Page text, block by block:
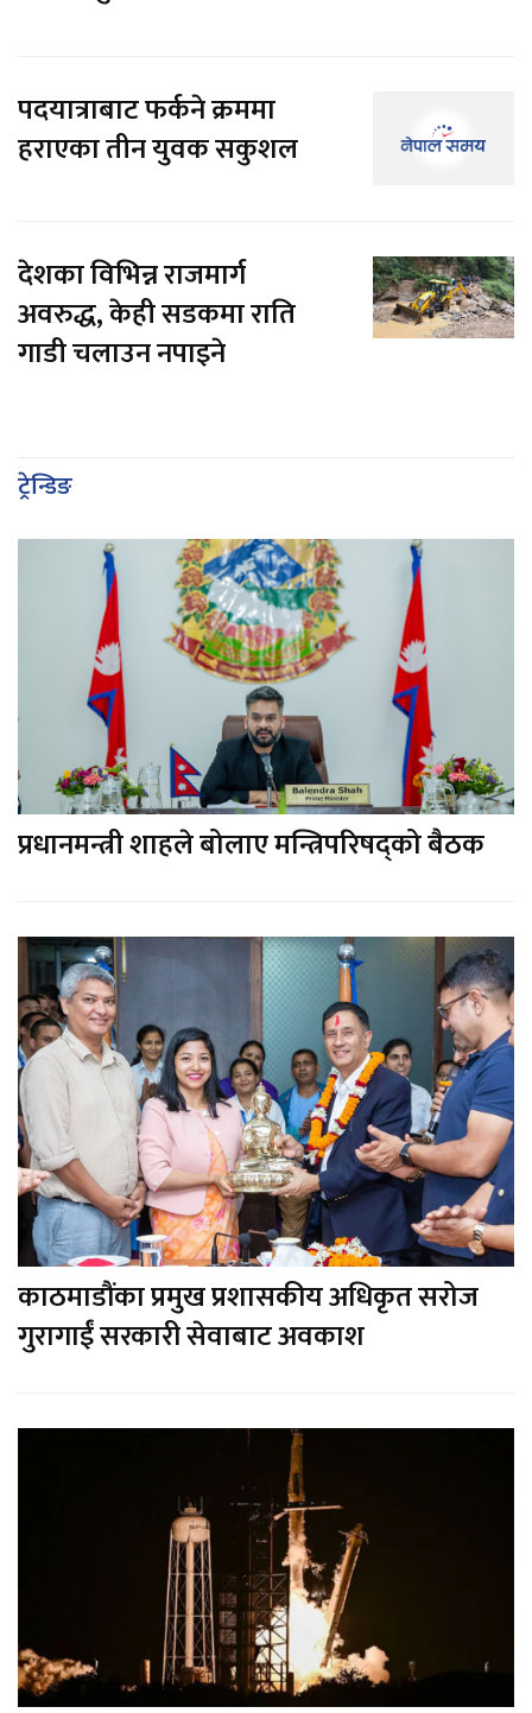
पदयात्राबाट फर्कने क्रममा
हराएका तीन युवक सकुशल
देशका विभिन्न राजमार्ग
अवरुद्ध, केही सडकमा राति
गाडी चलाउन नपाइने
ट्रेन्डिङ
प्रधानमन्त्री शाहले बोलाए मन्त्रिपरिषद्को बैठक
काठमाडौंका प्रमुख प्रशासकीय अधिकृत सरोज
गुरागाईं सरकारी सेवाबाट अवकाश